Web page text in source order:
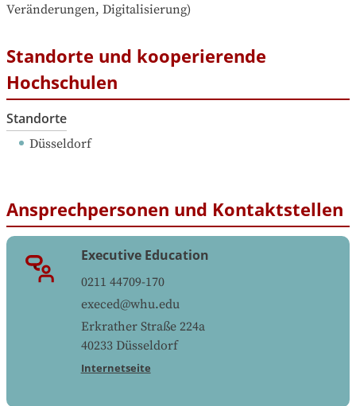
Veränderungen, Digitalisierung)
Standorte und kooperierende
Hochschulen
Standorte
Düsseldorf
Ansprechpersonen und Kontaktstellen
Executive Education
0211 44709-170
execed@whu.edu
Erkrather Straße 224a
40233 Düsseldorf
Internetseite